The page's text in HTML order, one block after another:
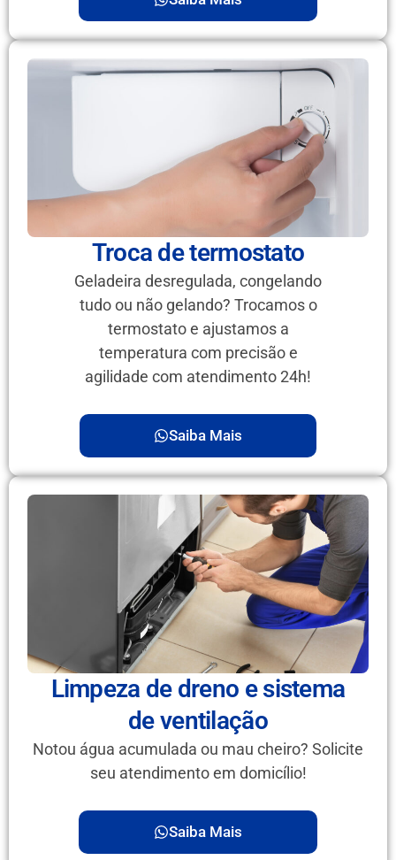
Troca de termostato
Geladeira desregulada, congelando
tudo ou não gelando? Trocamos o
termostato e ajustamos a
temperatura com precisão e
agilidade com atendimento 24h!
Saiba Mais
Limpeza de dreno e sistema
de ventilação
Notou água acumulada ou mau cheiro? Solicite
seu atendimento em domicílio!
Saiba Mais